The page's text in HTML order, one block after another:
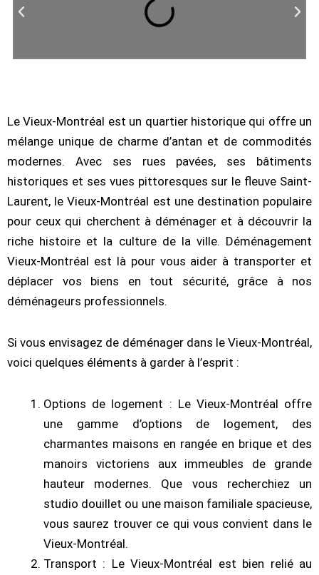
Le Vieux-Montréal est un quartier historique qui offre un
mélange unique de charme d’antan et de commodités
modernes. Avec ses rues pavées, ses bâtiments
historiques et ses vues pittoresques sur le fleuve Saint-
Laurent, le Vieux-Montréal est une destination populaire
pour ceux qui cherchent à déménager et à découvrir la
riche histoire et la culture de la ville. Déménagement
Vieux-Montréal est là pour vous aider à transporter et
déplacer vos biens en tout sécurité, grâce à nos
déménageurs professionnels.
Si vous envisagez de déménager dans le Vieux-Montréal,
voici quelques éléments à garder à l’esprit :
Options de logement : Le Vieux-Montréal offre
une gamme d’options de logement, des
charmantes maisons en rangée en brique et des
manoirs victoriens aux immeubles de grande
hauteur modernes. Que vous recherchiez un
studio douillet ou une maison familiale spacieuse,
vous saurez trouver ce qui vous convient dans le
Vieux-Montréal.
Transport : Le Vieux-Montréal est bien relié au